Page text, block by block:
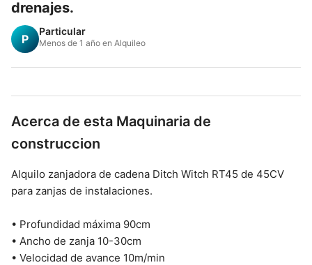
drenajes.
P
Particular
Menos de 1 año en Alquileo
Acerca de esta Maquinaria de
construccion
Alquilo zanjadora de cadena Ditch Witch RT45 de 45CV
para zanjas de instalaciones.
• Profundidad máxima 90cm
• Ancho de zanja 10-30cm
• Velocidad de avance 10m/min